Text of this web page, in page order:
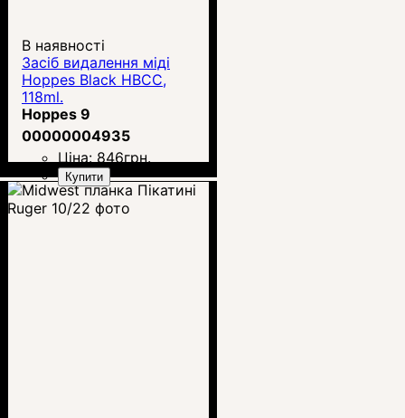
В наявності
Засіб видалення міді
Hoppes Black HBCC,
118ml.
Hoppes 9
00000004935
Ціна: 846грн.
Купити